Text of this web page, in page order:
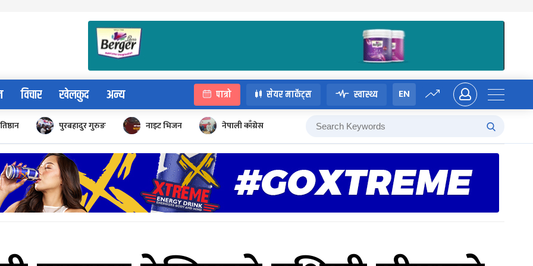
विचार खेलकुद अन्य पात्रो सेयर मार्केट्स स्वास्थ्य EN
पुरबहादुर गुरुङ नाइट भिजन नेपाली काँग्रेस